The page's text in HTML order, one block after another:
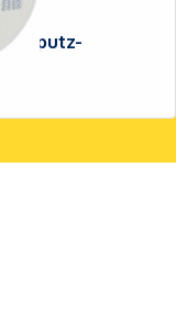
vorbehalten.